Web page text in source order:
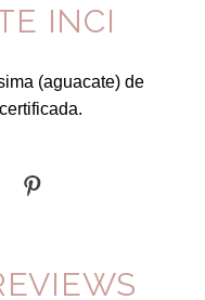
INCI
(aguacate) de